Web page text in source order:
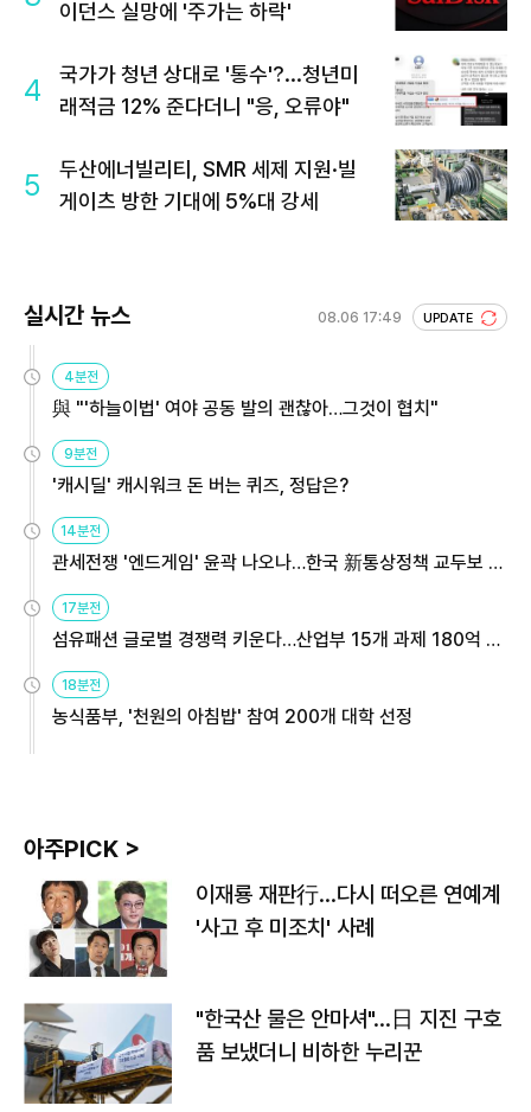
이던스 실망에 '주가는 하락'
4
국가가 청년 상대로 '통수'?...청년미
래적금 12% 준다더니 "응, 오류야"
5
두산에너빌리티, SMR 세제 지원·빌
게이츠 방한 기대에 5%대 강세
실시간 뉴스 08.06 17:49 UPDATE
4분전
與 "'하늘이법' 여야 공동 발의 괜찮아…그것이 협치"
9분전
'캐시딜' 캐시워크 돈 버는 퀴즈, 정답은?
14분전
관세전쟁 '엔드게임' 윤곽 나오나…한국 新통상정책 교두보 활
용해야
17분전
섬유패션 글로벌 경쟁력 키운다…산업부 15개 과제 180억 지
원
18분전
농식품부, '천원의 아침밥' 참여 200개 대학 선정
아주PICK >
이재룡 재판行…다시 떠오른 연예계
'사고 후 미조치' 사례
"한국산 물은 안마셔"…日 지진 구호
품 보냈더니 비하한 누리꾼